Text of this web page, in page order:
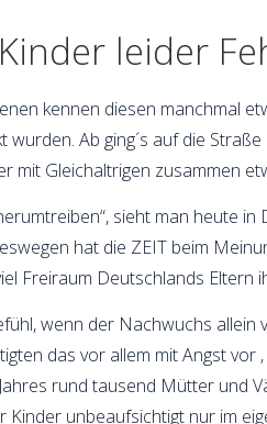
leider
kennen diesen manchmal
Ab ging´s auf die
mit Gleichaltrigen zusammen
sieht man heute
hat die ZEIT beim
Freiraum Deutschlands Eltern
wenn der Nachwuchs
das vor allem mit Angst vor
rund tausend Mütter und
Kinder unbeaufsichtigt nur im